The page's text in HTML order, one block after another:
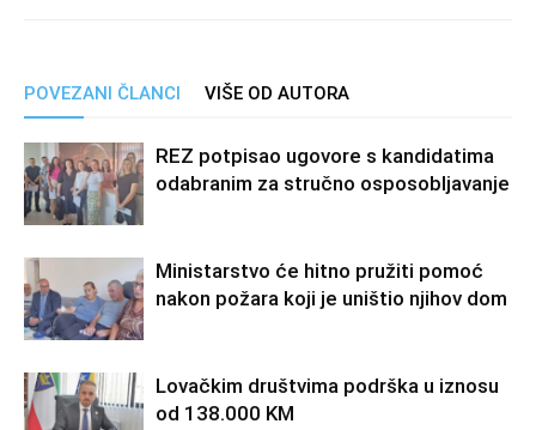
POVEZANI ČLANCI VIŠE OD AUTORA
REZ potpisao ugovore s kandidatima
odabranim za stručno osposobljavanje
Ministarstvo će hitno pružiti pomoć
nakon požara koji je uništio njihov dom
Lovačkim društvima podrška u iznosu
od 138.000 KM